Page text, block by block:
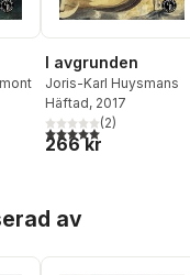
antal röster:
I avgrunden
Joris-Karl Huysmans
Häftad, 2017
5,0utav 5 stjärnor.
(2)
266 kr
av